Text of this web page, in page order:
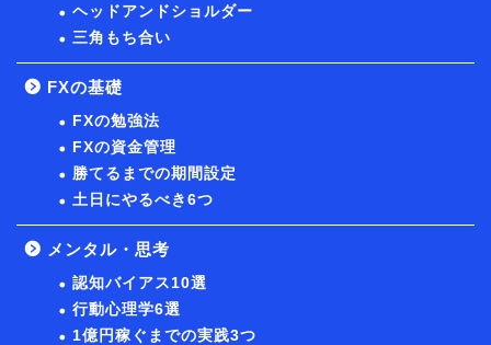
ヘッドアンドショルダー
三角もち合い
FXの基礎
FXの勉強法
FXの資金管理
勝てるまでの期間設定
土日にやるべき6つ
メンタル・思考
認知バイアス10選
行動心理学6選
1億円稼ぐまでの実践3つ